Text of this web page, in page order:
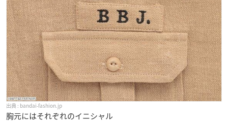
bandai-fashion.jp
胸元にはそれぞれのイニシャル